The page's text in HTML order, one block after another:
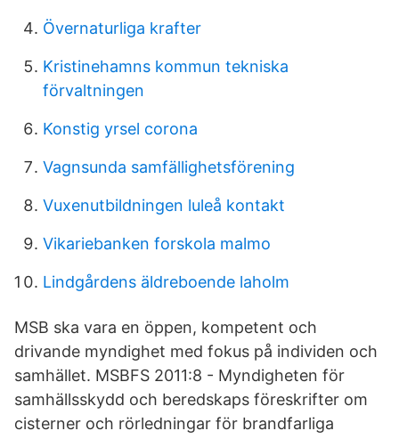
Övernaturliga krafter
Kristinehamns kommun tekniska
förvaltningen
Konstig yrsel corona
Vagnsunda samfällighetsförening
Vuxenutbildningen luleå kontakt
Vikariebanken forskola malmo
Lindgårdens äldreboende laholm
MSB ska vara en öppen, kompetent och
drivande myndighet med fokus på individen och
samhället. MSBFS 2011:8 - Myndigheten för
samhällsskydd och beredskaps föreskrifter om
cisterner och rörledningar för brandfarliga